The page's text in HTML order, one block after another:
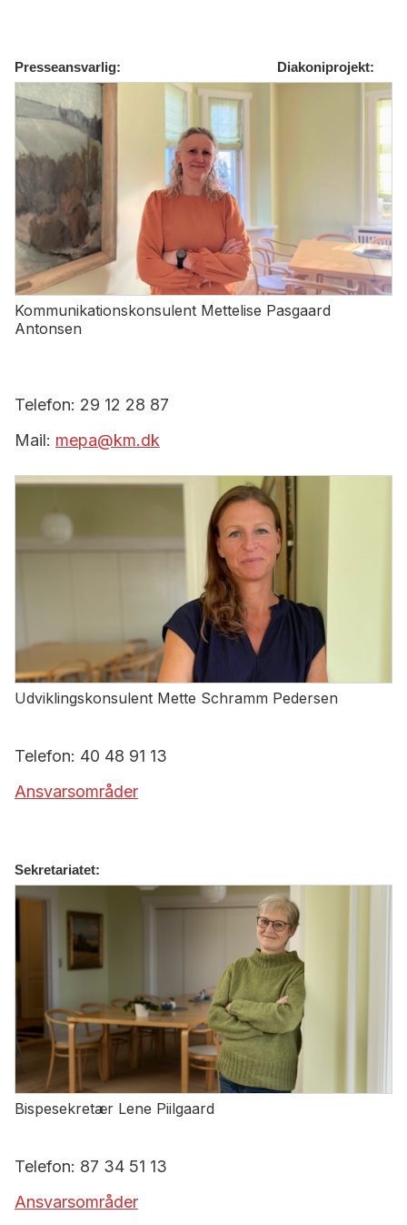
Presseansvarlig: Diakoniprojekt:
Kommunikationskonsulent Mettelise Pasgaard
Antonsen
Telefon: 29 12 28 87
Mail: mepa@km.dk
Udviklingskonsulent Mette Schramm Pedersen
Telefon: 40 48 91 13
Ansvarsområder
Sekretariatet:
Bispesekretær Lene Piilgaard
Telefon: 87 34 51 13
Ansvarsområder